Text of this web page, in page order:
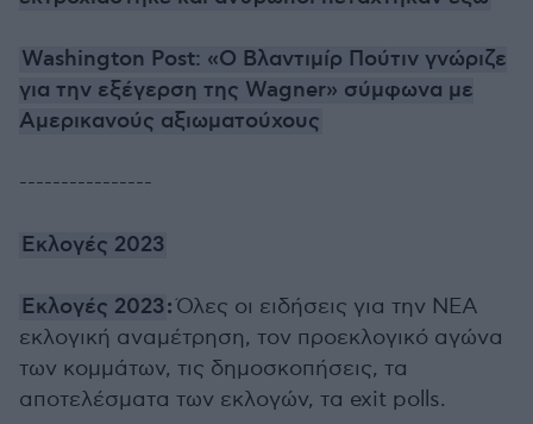
Washington Post: «Ο Βλαντιμίρ Πούτιν γνώριζε
για την εξέγερση της Wagner» σύμφωνα με
Αμερικανούς αξιωματούχους
----------------
Εκλογές 2023
Εκλογές 2023:Όλες οι ειδήσεις για την ΝΕΑ
εκλογική αναμέτρηση, τον προεκλογικό αγώνα
των κομμάτων, τις δημοσκοπήσεις, τα
αποτελέσματα των εκλογών, τα exit polls.